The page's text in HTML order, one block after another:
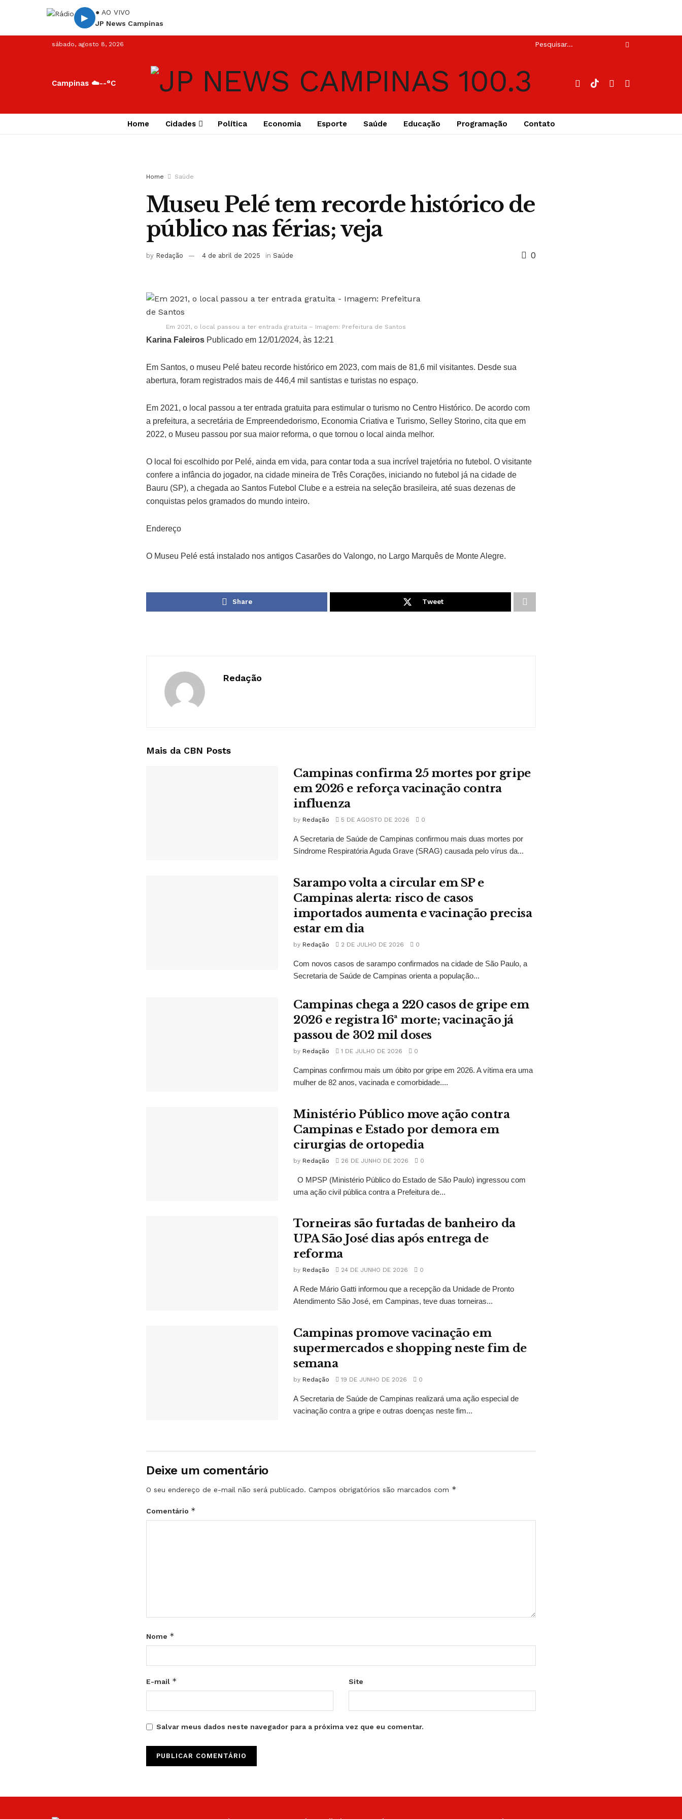
▶
● AO VIVO
JP News Campinas
sábado, agosto 8, 2026
Campinas ☁️--°C
Home Cidades Política Economia Esporte Saúde Educação Programação Contato
Home Saúde
Museu Pelé tem recorde histórico de
público nas férias; veja
by Redação 4 de abril de 2025 in Saúde 0
Em 2021, o local passou a ter entrada gratuita – Imagem: Prefeitura de Santos
Karina Faleiros Publicado em 12/01/2024, às 12:21
Em Santos, o museu Pelé bateu recorde histórico em 2023, com mais de 81,6 mil visitantes. Desde sua
abertura, foram registrados mais de 446,4 mil santistas e turistas no espaço.
Em 2021, o local passou a ter entrada gratuita para estimular o turismo no Centro Histórico. De acordo com
a prefeitura, a secretária de Empreendedorismo, Economia Criativa e Turismo, Selley Storino, cita que em
2022, o Museu passou por sua maior reforma, o que tornou o local ainda melhor.
O local foi escolhido por Pelé, ainda em vida, para contar toda a sua incrível trajetória no futebol. O visitante
confere a infância do jogador, na cidade mineira de Três Corações, iniciando no futebol já na cidade de
Bauru (SP), a chegada ao Santos Futebol Clube e a estreia na seleção brasileira, até suas dezenas de
conquistas pelos gramados do mundo inteiro.
Endereço
O Museu Pelé está instalado nos antigos Casarões do Valongo, no Largo Marquês de Monte Alegre.
Share Tweet
Redação
Mais da CBN Posts
Campinas confirma 25 mortes por gripe
em 2026 e reforça vacinação contra
influenza
by Redação 5 DE AGOSTO DE 2026 0
A Secretaria de Saúde de Campinas confirmou mais duas mortes por
Síndrome Respiratória Aguda Grave (SRAG) causada pelo vírus da...
Sarampo volta a circular em SP e
Campinas alerta: risco de casos
importados aumenta e vacinação precisa
estar em dia
by Redação 2 DE JULHO DE 2026 0
Com novos casos de sarampo confirmados na cidade de São Paulo, a
Secretaria de Saúde de Campinas orienta a população...
Campinas chega a 220 casos de gripe em
2026 e registra 16ª morte; vacinação já
passou de 302 mil doses
by Redação 1 DE JULHO DE 2026 0
Campinas confirmou mais um óbito por gripe em 2026. A vítima era uma
mulher de 82 anos, vacinada e comorbidade....
Ministério Público move ação contra
Campinas e Estado por demora em
cirurgias de ortopedia
by Redação 26 DE JUNHO DE 2026 0
O MPSP (Ministério Público do Estado de São Paulo) ingressou com
uma ação civil pública contra a Prefeitura de...
Torneiras são furtadas de banheiro da
UPA São José dias após entrega de
reforma
by Redação 24 DE JUNHO DE 2026 0
A Rede Mário Gatti informou que a recepção da Unidade de Pronto
Atendimento São José, em Campinas, teve duas torneiras...
Campinas promove vacinação em
supermercados e shopping neste fim de
semana
by Redação 19 DE JUNHO DE 2026 0
A Secretaria de Saúde de Campinas realizará uma ação especial de
vacinação contra a gripe e outras doenças neste fim...
Deixe um comentário
O seu endereço de e-mail não será publicado. Campos obrigatórios são marcados com *
Comentário *
Nome *
E-mail * Site
Salvar meus dados neste navegador para a próxima vez que eu comentar.